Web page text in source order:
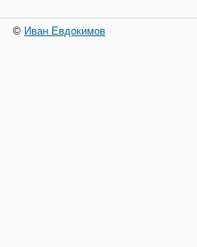
© Иван Евдокимов